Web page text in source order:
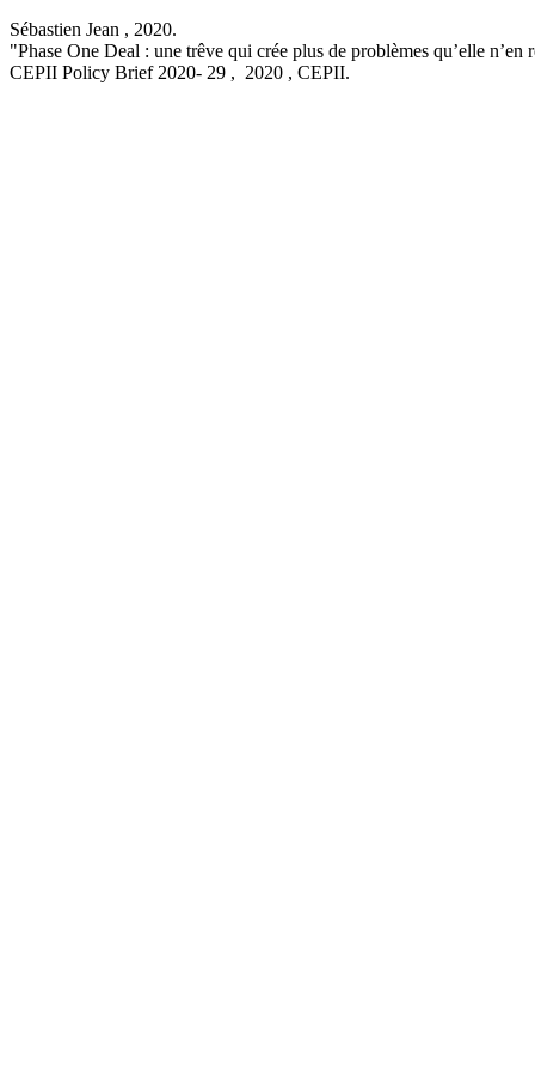
Sébastien Jean , 2020.
"Phase One Deal : une trêve qui crée plus de problèmes qu’elle n’en
CEPII Policy Brief 2020- 29 , 2020 , CEPII.